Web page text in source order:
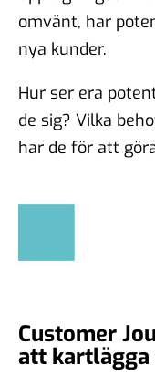
omvänt, har
nya kunder.
Hur ser era
de sig? Vilka
har de för att
Customer
att kartlägga